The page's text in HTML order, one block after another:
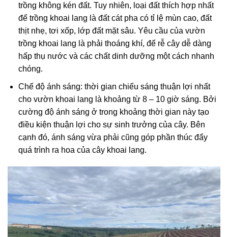
trồng không kén đất. Tuy nhiên, loại đất thích hợp nhất
để trồng khoai lang là đất cát pha có tỉ lệ mùn cao, đất
thịt nhẹ, tơi xốp, lớp đất mặt sâu. Yêu cầu của vườn
trồng khoai lang là phải thoáng khí, để rễ cây dễ dàng
hấp thụ nước và các chất dinh dưỡng một cách nhanh
chóng.
Chế độ ánh sáng: thời gian chiếu sáng thuận lợi nhất
cho vườn khoai lang là khoảng từ 8 – 10 giờ sáng. Bởi
cường độ ánh sáng ở trong khoảng thời gian này tạo
điều kiện thuận lợi cho sự sinh trưởng của cây. Bên
cạnh đó, ánh sáng vừa phải cũng góp phần thúc đẩy
quá trình ra hoa của cây khoai lang.